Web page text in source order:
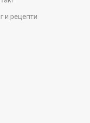
и рецепти